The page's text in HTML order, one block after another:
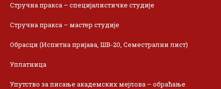
Стручна пракса – специјалистичке студије
Стручна пракса – мастер студије
Обрасци (Испитна пријава, ШВ-20, Семестрални лист)
Уплатница
Упутство за писање академских мејлова – обраћање